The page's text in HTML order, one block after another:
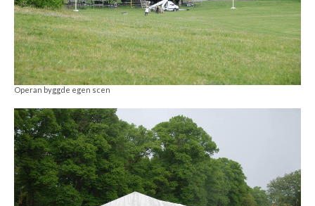
Operan byggde egen scen